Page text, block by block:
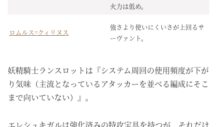
火力は低め。
ロムルス=クィリヌス
強さより使いにくいさが上回るサ
ーヴァント。
妖精騎士ランスロットは『システム周回の使用頻度が下が
り気味（主流となっているアタッカーを並べる編成にそこ
まで向いていない）』。